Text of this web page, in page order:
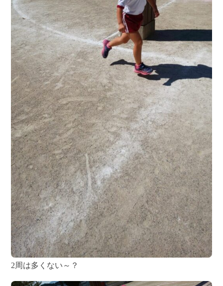
2周は多くない～？